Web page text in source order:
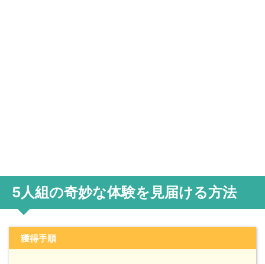
5人組の奇妙な体験を見届ける方法
獲得手順